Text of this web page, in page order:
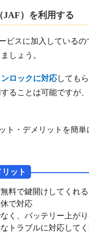
JAF）を利用する
ビスに加入しているの
しょう。
ロックに対応しても
ることは可能ですが
ト・デメリットを簡
ット
料で鍵開けしてくれる
で対応
く、バッテリー上が
トラブルに対応して